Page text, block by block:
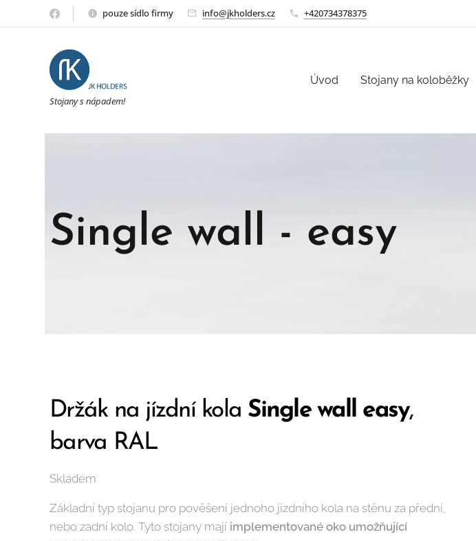
pouze sídlo firmy info@jkholders.cz +420734378375
Stojany s nápadem!
Úvod Stojany na koloběžky
Single wall - easy
Držák na jízdní kola Single wall easy,
barva RAL
Skladem
Základní typ stojanu pro pověšení jednoho jízdního kola na stěnu za přední,
nebo zadní kolo. Tyto stojany mají implementované oko umožňující